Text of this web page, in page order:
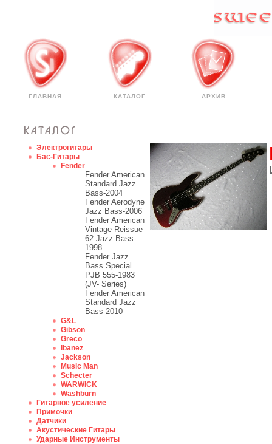
ГЛАВНАЯ КАТАЛОГ АРХИВ
Электрогитары
Бас-Гитары
Fender
Fender American
Standard Jazz
Bass-2004
Fender Aerodyne
Jazz Bass-2006
Fender American
Vintage Reissue
62 Jazz Bass-
1998
Fender Jazz
Bass Special
PJB 555-1983
(JV- Series)
Fender American
Standard Jazz
Bass 2010
G&L
Gibson
Greco
Ibanez
Jackson
Music Man
Schecter
WARWICK
Washburn
Гитарное усиление
Примочки
Датчики
Акустические Гитары
Ударные Инструменты